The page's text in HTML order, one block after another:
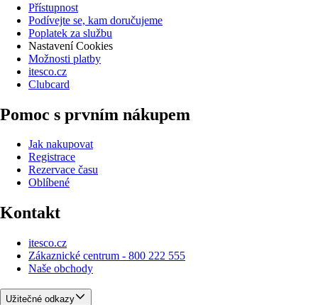
Přístupnost
Podívejte se, kam doručujeme
Poplatek za službu
Nastavení Cookies
Možnosti platby
itesco.cz
Clubcard
Pomoc s prvním nákupem
Jak nakupovat
Registrace
Rezervace času
Oblíbené
Kontakt
itesco.cz
Zákaznické centrum - 800 222 555
Naše obchody
Užitečné odkazy